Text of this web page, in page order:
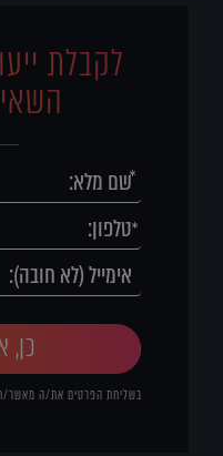
לקבלת
בשליחת הפרטים את/ה